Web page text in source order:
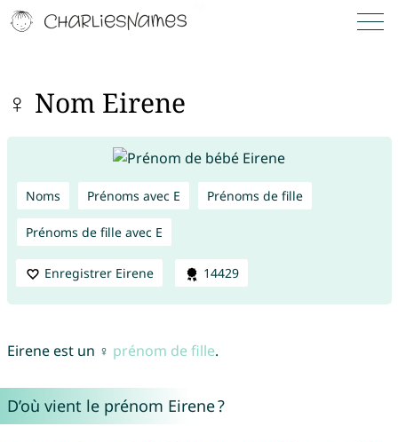
♀ Nom Eirene
Noms Prénoms avec E Prénoms de fille
Prénoms de fille avec E
Enregistrer Eirene 14429
Eirene est un ♀ prénom de fille.
D’où vient le prénom Eirene ?